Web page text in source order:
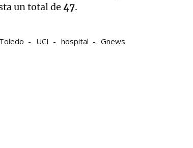
un total de 47.
UCI hospital Gnews